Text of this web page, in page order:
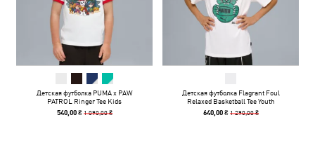
Детская футболка PUMA x PAW
PATROL Ringer Tee Kids
540,00 ₴ 1 090,00 ₴
Детская футболка Flagrant Foul
Relaxed Basketball Tee Youth
640,00 ₴ 1 290,00 ₴